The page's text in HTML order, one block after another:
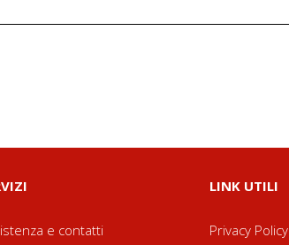
e contatti
LINK UTILI
Privacy Policy